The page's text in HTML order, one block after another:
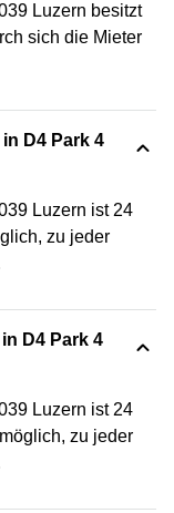
Luzern besitzt
sich die Mieter
D4 Park 4
Luzern ist 24
zu jeder
D4 Park 4
Luzern ist 24
zu jeder